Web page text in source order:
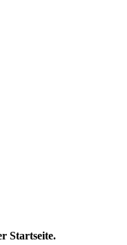
Startseite.